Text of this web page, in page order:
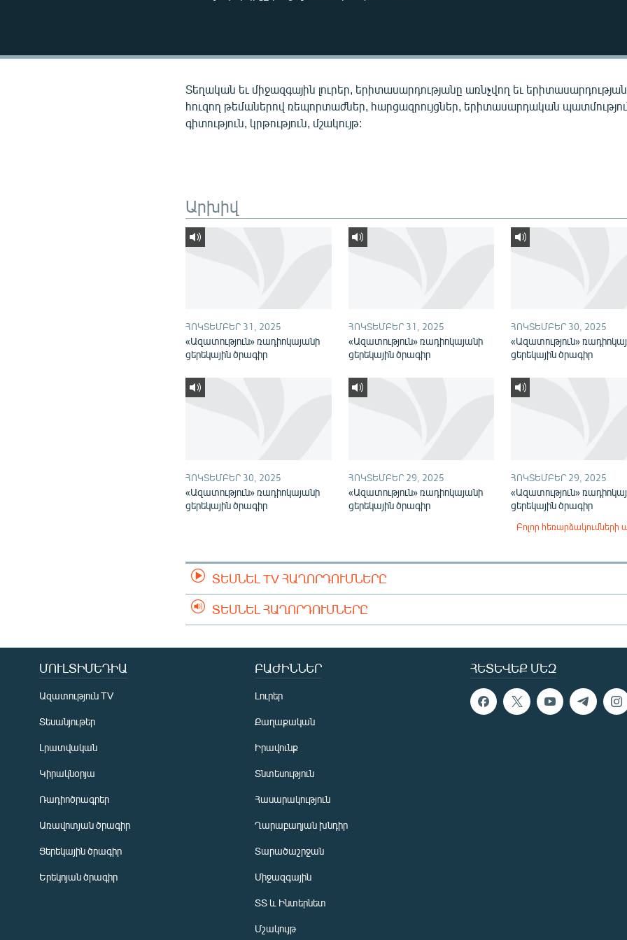
ՍՊՈՐՏ
Տեղական եւ միջազգային լուրեր, երիտասարդությանը առնչվող եւ
հուզող թեմաներով ռեպորտաժներ, հարցազրույցներ, երիտասարդական
գիտություն, կրթություն, մշակույթ:
Արխիվ
ՀՈԿՏԵՄԲԵՐ 31, 2025
«Ազատություն» ռադիոկայանի
ցերեկային ծրագիր
ՀՈԿՏԵՄԲԵՐ 31, 2025
«Ազատություն» ռադիոկայանի
ցերեկային ծրագիր
ՀՈԿՏԵՄԲԵՐ 30, 2025
«Ազատություն»
ցերեկային ծրագիր
ՀՈԿՏԵՄԲԵՐ 30, 2025
«Ազատություն» ռադիոկայանի
ցերեկային ծրագիր
ՀՈԿՏԵՄԲԵՐ 29, 2025
«Ազատություն» ռադիոկայանի
ցերեկային ծրագիր
ՀՈԿՏԵՄԲԵՐ 29, 2025
«Ազատություն»
ցերեկային ծրագիր
Բոլոր հեռարձակումների
ՏԵՍՆԵԼ TV ՀԱՂՈՐԴՈՒՄՆԵՐԸ
ՏԵՍՆԵԼ ՀԱՂՈՐԴՈՒՄՆԵՐԸ
ՀԵՏԵՎԵՔ ՄԵԶ
ՄՈՒԼՏԻՄԵԴԻԱ
Ազատություն TV
Տեսանյութեր
Լրատվական
Կիրակնօրյա
Ռադիոծրագրեր
Առավոտյան ծրագիր
Ցերեկային ծրագիր
Երեկոյան ծրագիր
ԲԱԺԻՆՆԵՐ
Լուրեր
Քաղաքական
Իրավունք
Տնտեսություն
Հասարակություն
Ղարաբաղյան խնդիր
Տարածաշրջան
Միջազգային
ՏՏ և Ինտերնետ
Մշակույթ